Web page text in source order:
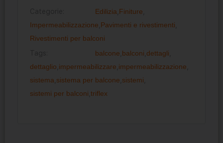
Edilizia Finiture
Impermeabilizzazione Pavimenti e rivestimenti
Rivestimenti per balconi
balcone balconi dettagli
dettaglio impermeabilizzare impermeabilizzazione
sistema sistema per balcone sistemi
sistemi per balconi triflex